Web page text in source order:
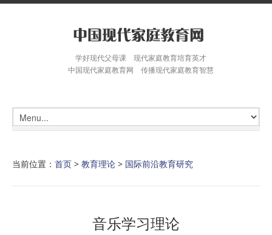
学好现代父母课 现代家庭教育培育英才
中国现代家庭教育网 传播现代家庭教育智慧
当前位置： 首页 > 教育理论 > 国际前沿教育研究
音乐学习理论